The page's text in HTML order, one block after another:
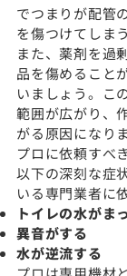
でつまりが配管
を傷つけてしま
また、薬剤を過
品を傷めること
いましょう。こ
範囲が広がり、
がる原因になり
プロに依頼すべ
以下の深刻な症
いる専門業者に
トイレの水がま
異音がする
水が逆流する